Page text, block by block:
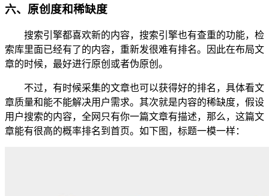
六、原创度和稀缺度
搜索引擎都喜欢新的内容，搜索引擎也有查重的功能，检
索库里面已经有了的内容，重新发很难有排名。因此在布局文
章的时候，最好进行原创或者伪原创。
不过，有时候采集的文章也可以获得好的排名，具体看文
章质量和能不能解决用户需求。其次就是内容的稀缺度，假设
用户搜索的内容，全网只有你一篇文章有描述，那么，这篇文
章能有很高的概率排名到首页。如下图，标题一模一样：